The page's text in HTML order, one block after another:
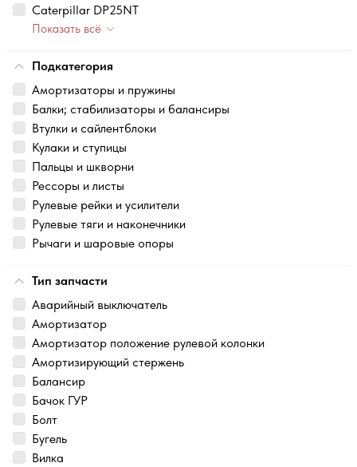
Caterpillar DP25NT
Показать всё
Подкатегория
Амортизаторы и пружины
Балки; стабилизаторы и балансиры
Втулки и сайлентблоки
Кулаки и ступицы
Пальцы и шкворни
Рессоры и листы
Рулевые рейки и усилители
Рулевые тяги и наконечники
Рычаги и шаровые опоры
Тип запчасти
Аварийный выключатель
Амортизатор
Амортизатор положение рулевой колонки
Амортизирующий стержень
Балансир
Бачок ГУР
Болт
Бугель
Вилка